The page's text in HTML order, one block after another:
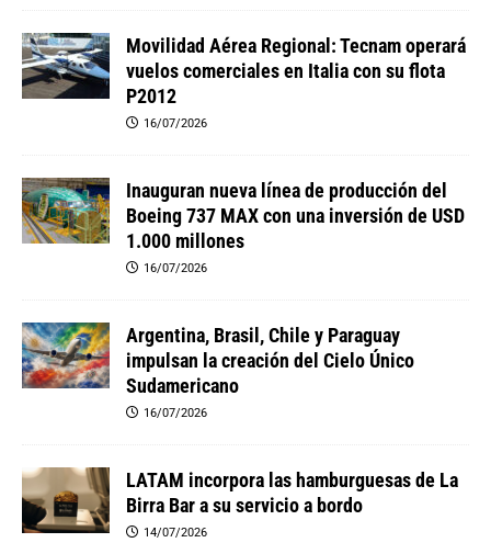
Movilidad Aérea Regional: Tecnam operará
vuelos comerciales en Italia con su flota
P2012
16/07/2026
Inauguran nueva línea de producción del
Boeing 737 MAX con una inversión de USD
1.000 millones
16/07/2026
Argentina, Brasil, Chile y Paraguay
impulsan la creación del Cielo Único
Sudamericano
16/07/2026
LATAM incorpora las hamburguesas de La
Birra Bar a su servicio a bordo
14/07/2026